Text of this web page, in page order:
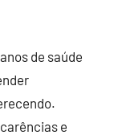
de saúde
e